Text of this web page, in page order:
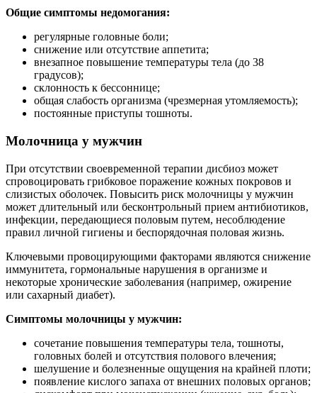
Общие симптомы недомогания:
регулярные головные боли;
снижение или отсутствие аппетита;
внезапное повышение температуры тела (до 38
градусов);
склонность к бессоннице;
общая слабость организма (чрезмерная утомляемость);
постоянные приступы тошноты.
Молочница у мужчин
При отсутствии своевременной терапии дисбиоз может
спровоцировать грибковое поражение кожных покровов и
слизистых оболочек. Повысить риск молочницы у мужчин
может длительный или бесконтрольный прием антибиотиков,
инфекции, передающиеся половым путем, несоблюдение
правил личной гигиены и беспорядочная половая жизнь.
Ключевыми провоцирующими факторами являются снижение
иммунитета, гормональные нарушения в организме и
некоторые хронические заболевания (например, ожирение
или сахарный диабет).
Симптомы молочницы у мужчин:
сочетание повышения температуры тела, тошноты,
головных болей и отсутствия полового влечения;
шелушение и болезненные ощущения на крайней плоти;
появление кислого запаха от внешних половых органов;